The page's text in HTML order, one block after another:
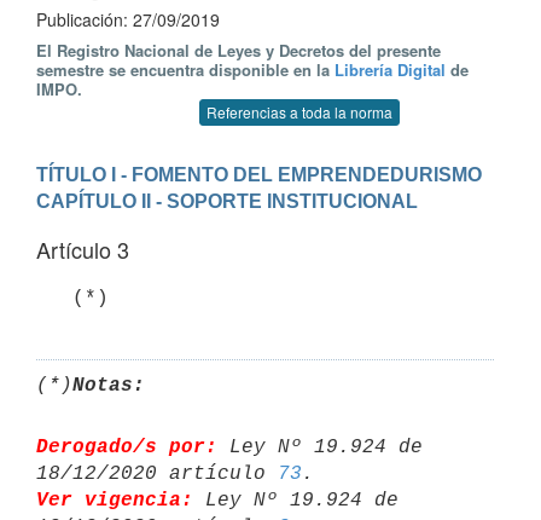
Publicación: 27/09/2019
El Registro Nacional de Leyes y Decretos del presente
semestre se encuentra disponible en la Librería Digital de
IMPO.
Referencias a toda la norma
TÍTULO I - FOMENTO DEL EMPRENDEDURISMO
CAPÍTULO II - SOPORTE INSTITUCIONAL
Artículo 3
(*)Notas:
Derogado/s por:
Ley Nº 19.924 de
18/12/2020 artículo
73
Ver vigencia:
Ley Nº 19.924 de